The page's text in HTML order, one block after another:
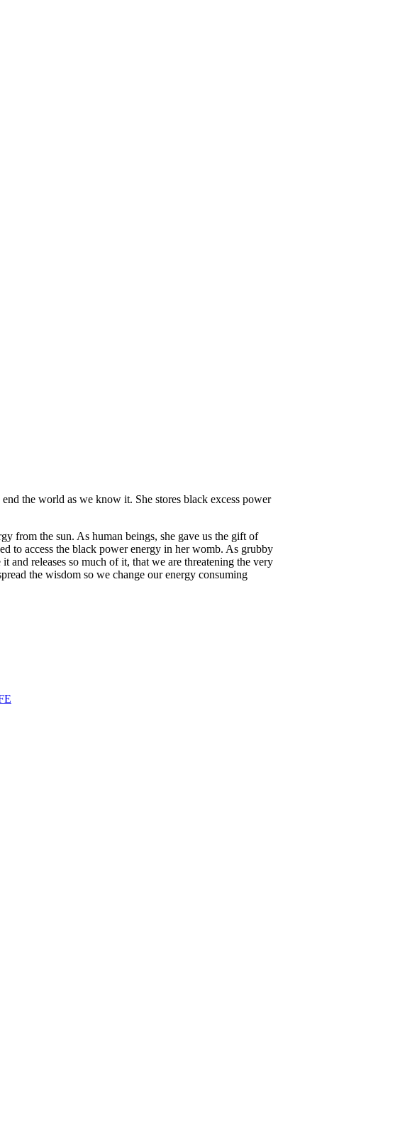
the world as we know it. She stores black excess power
from the sun. As human beings, she gave us the gift of
to access the black power energy in her womb. As grubby
and releases so much of it, that we are threatening the very
the wisdom so we change our energy consuming